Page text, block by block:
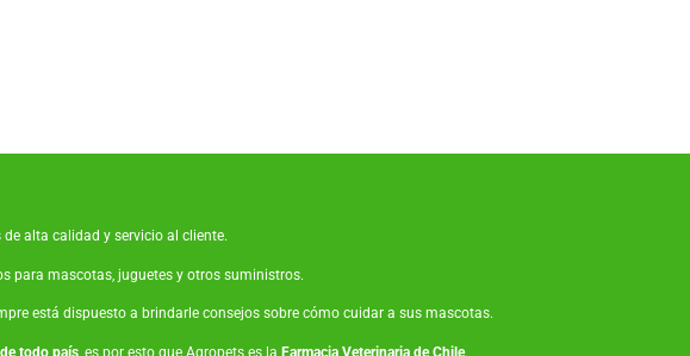
alta calidad y servicio al cliente.
para mascotas juguetes y otros suministros.
está dispuesto a brindarle consejos sobre cómo cuidar a sus mascotas.
todo país, es por esto que Agropets es la Farmacia Veterinaria de Chile.